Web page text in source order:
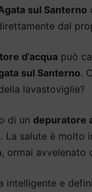
sul Santerno
dal
d’acqua può
sul Santerno.
lavastoviglie?
di un depuratore
. La salute è molto
ormai avvelenato
intelligente e